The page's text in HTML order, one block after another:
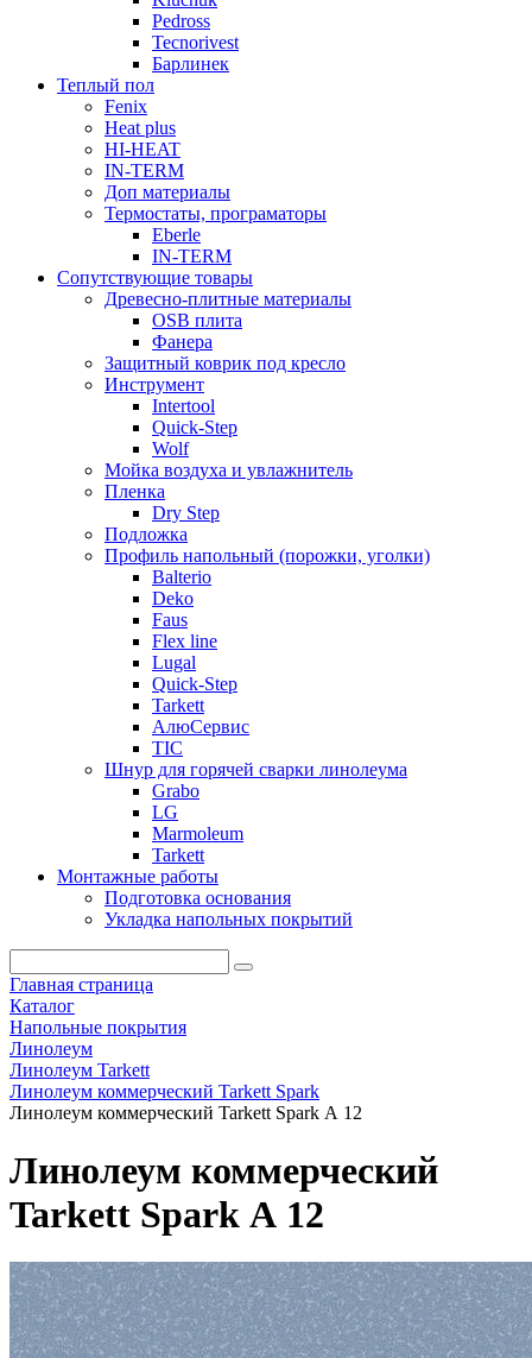
Pedross
Tecnorivest
Барлинек
Теплый пол
Fenix
Heat plus
HI-HEAT
IN-TERM
Доп материалы
Термостаты, програматоры
Eberle
IN-TERM
Сопутствующие товары
Древесно-плитные материалы
OSB плита
Фанера
Защитный коврик под кресло
Инструмент
Intertool
Quick-Step
Wolf
Мойка воздуха и увлажнитель
Пленка
Dry Step
Подложка
Профиль напольный (порожки, уголки)
Balterio
Deko
Faus
Flex line
Lugal
Quick-Step
Tarkett
АлюСервис
ТІС
Шнур для горячей сварки линолеума
Grabo
LG
Marmoleum
Tarkett
Монтажные работы
Подготовка основания
Укладка напольных покрытий
Главная страница
Каталог
Напольные покрытия
Линолеум
Линолеум Tarkett
Линолеум коммерческий Tarkett Spark
Линолеум коммерческий Tarkett Spark А 12
Линолеум коммерческий
Tarkett Spark А 12